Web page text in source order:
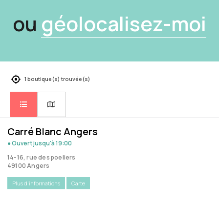
ou géolocalisez-moi
1 boutique(s) trouvée(s)
Carré Blanc Angers
● Ouvertjusqu'à 19:00
14-16, rue des poeliers
49100 Angers
Plus d'informations Carte